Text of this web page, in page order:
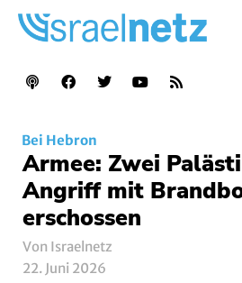
Bei Hebron
Armee: Zwei
Angriff mit
erschossen
Von Israelnetz
22. Juni 2026